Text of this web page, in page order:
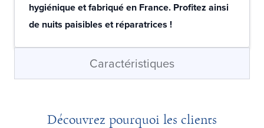
hygiénique et fabriqué en France. Profitez ainsi
de nuits paisibles et réparatrices !
Caractéristiques
Découvrez pourquoi les clients